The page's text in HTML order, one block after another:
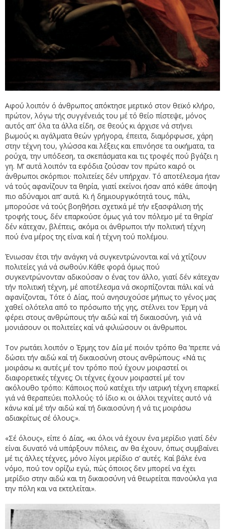
Αφού λοιπόν ό άνθρωπος απόκτησε μερτικό στον θεϊκό κλήρο,
πρώτον, λόγω τής συγγένειάς του μέ τό θείο πίστεψε, μόνος
αυτός απ’ όλα τα άλλα είδη, σε θεούς κι άρχισε νά στήνει
βωμούς κι αγάλματα θεών γρήγορα, έπειτα, διαμόρφωσε, χάρη
στην τέχνη του, γλώσσα και λέξεις και επινόησε τα οικήματα, τα
ρούχα, την υπόδεση, τα σκεπάσματα και τις τροφές πού βγάζει η
γη. Μ’ αυτά λοιπόν τα εφόδια ζούσαν τον πρώτο καιρό οι
άνθρωποι σκόρπιοι· πολιτείες δέν υπήρχαν. Τό αποτέλεσμα ήταν
νά τούς αφανίζουν τα θηρία, γιατί εκείνοι ήσαν από κάθε άποψη
πιο αδύναμοι απ’ αυτά. Κι ή δημιουργικότητά τους, πάλι,
μπορούσε νά τούς βοηθήσει σχετικά μέ τήν εξασφάλιση τής
τροφής τους, δέν επαρκούσε όμως γιά τον πόλεμο μέ τα θηρία’
δέν κάτεχαν, βλέπεις, ακόμα οι άνθρωποι τήν πολιτική τέχνη
πού ένα μέρος της είναι καί ή τέχνη τού πολέμου.
Ένιωσαν έτσι τήν ανάγκη νά συγκεντρώνονται καί νά χτίζουν
πολιτείες γιά νά σωθούν.Κάθε φορά όμως πού
συγκεντρώνονταν αδικούσαν ο ένας τον άλλο, γιατί δέν κάτεχαν
τήν πολιτική τέχνη, μέ αποτέλεσμα νά σκορπίζονται πάλι καί νά
αφανίζονται, Τότε ό Δίας, πού ανησυχούσε μήπως το γένος μας
χαθεί ολότελα από το πρόσωπο τής γης, στέλνει τον Έρμη νά
φέρει στους ανθρώπους τήν αιδώ καί τή δικαιοσύνη, γιά νά
μονιάσουν οι πολιτείες καί νά φιλιώσουν οι άνθρωποι.
Τον ρωτάει λοιπόν ο Έρμης τον Δία μέ ποιόν τρόπο θα ’πρεπε νά
δώσει τήν αιδώ καί τή δικαιοσύνη στους ανθρώπους: «Νά τις
μοιράσω κι αυτές μέ τον τρόπο πού έχουν μοιραστεί οι
διαφορετικές τέχνες; Οι τέχνες έχουν μοιραστεί μέ τον
ακόλουθο τρόπο: Κάποιος πού κατέχει τήν ιατρική τέχνη επαρκεί
γιά νά θεραπεύει πολλούς· τό ίδιο κι οι άλλοι τεχνίτες αυτό νά
κάνω καί μέ τήν αιδώ καί τή δικαιοσύνη ή νά τις μοιράσω
αδιακρίτως σέ όλους;».
«Σέ όλους», είπε ό Δίας, «κι όλοι νά έχουν ένα μερίδιο γιατί δέν
είναι δυνατό νά υπάρξουν πόλεις, αν θα έχουν, όπως συμβαίνει
μέ τις άλλες τέχνες, μόνο λίγοι μερίδιο σ’ αυτές. Καί βάλε ένα
νόμο, πού τον ορίζω εγώ, πώς όποιος δεν μπορεί να έχει
μερίδιο στην αιδώ και τη δικαιοσύνη νά θεωρείται πανούκλα για
την πόλη και να εκτελείται».